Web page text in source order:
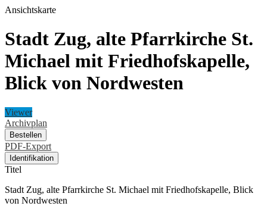
Ansichtskarte
Stadt Zug, alte Pfarrkirche St.
Michael mit Friedhofskapelle,
Blick von Nordwesten
Viewer
Archivplan
Bestellen
PDF-Export
Identifikation
Titel
Stadt Zug, alte Pfarrkirche St. Michael mit Friedhofskapelle, Blick
von Nordwesten